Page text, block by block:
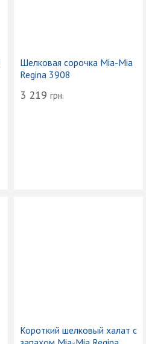
Шелковая сорочка Mia-Mia
Regina 3908
3 219 грн.
Короткий шелковый халат с